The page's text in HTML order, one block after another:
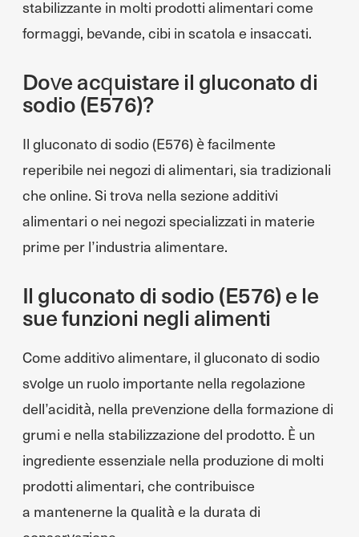
stabilizzante in molti prodotti alimentari come
formaggi, bevande, cibi in scatola e insaccati.
Dove acquistare il gluconato di
sodio (E576)?
Il gluconato di sodio (E576) è facilmente
reperibile nei negozi di alimentari, sia tradizionali
che online. Si trova nella sezione additivi
alimentari o nei negozi specializzati in materie
prime per l’industria alimentare.
Il gluconato di sodio (E576) e le
sue funzioni negli alimenti
Come additivo alimentare, il gluconato di sodio
svolge un ruolo importante nella regolazione
dell’acidità, nella prevenzione della formazione di
grumi e nella stabilizzazione del prodotto. È un
ingrediente essenziale nella produzione di molti
prodotti alimentari, che contribuisce
a mantenerne la qualità e la durata di